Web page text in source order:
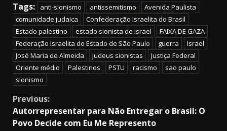
Tags: anti-sionismo antissemitismo
Avenida Paulista
comunidade judaica
Confederação Israelita do Brasil
Estado palestino
estado sionista de Israel
FAIXA DE GAZA
Federação Israelita do Estado de São Paulo
guerra
Israel
José Maria de Almeida
judeus sionistas
Justiça Federal
Oriente médio
Palestinos PSTU racismo
sao paulo
sionismo
Continue
Reading
Previous:
Autorrepresentar para Não Entregar o Brasil: O
Povo Decide com Eu Me Represento